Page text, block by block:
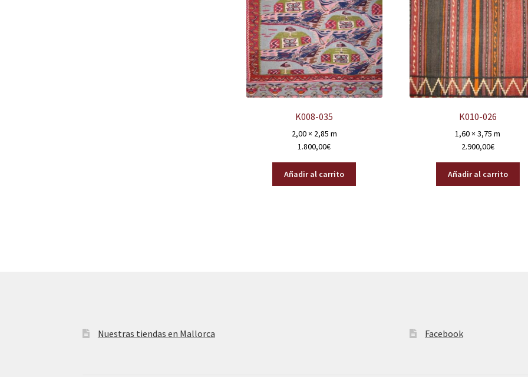
K008-035
2,00 × 2,85 m
1.800,00€
Añadir al carrito
K010-026
1,60 × 3,75 m
2.900,00€
Añadir al carrito
Nuestras tiendas en Mallorca Facebook